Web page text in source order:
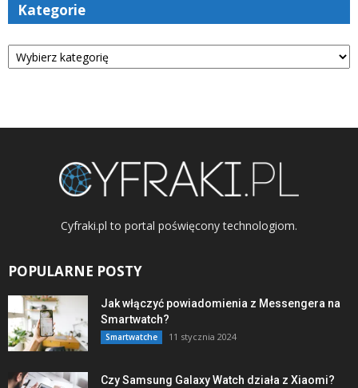
Kategorie
Kategorie
Cyfraki.pl to portal poświęcony technologiom.
POPULARNE POSTY
Jak włączyć powiadomienia z Messengera na
Smartwatch?
Smartwatche 11 stycznia 2024
Czy Samsung Galaxy Watch działa z Xiaomi?